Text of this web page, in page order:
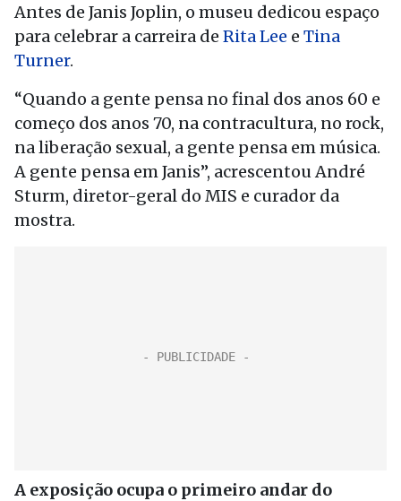
Antes de Janis Joplin, o museu dedicou espaço
para celebrar a carreira de Rita Lee e Tina
Turner.
“Quando a gente pensa no final dos anos 60 e
começo dos anos 70, na contracultura, no rock,
na liberação sexual, a gente pensa em música.
A gente pensa em Janis”, acrescentou André
Sturm, diretor-geral do MIS e curador da
mostra.
A exposição ocupa o primeiro andar do